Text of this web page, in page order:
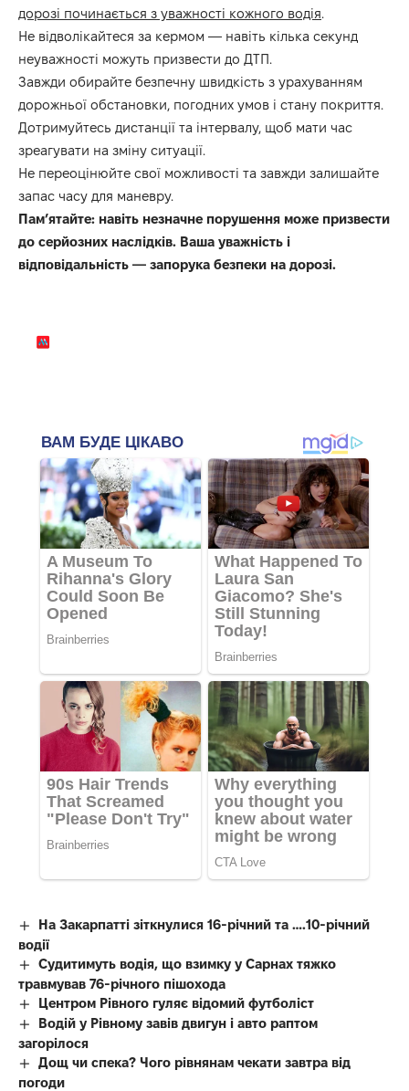
дорозі починається з уважності кожного водія.
Не відволікайтеся за кермом — навіть кілька секунд
неуважності можуть призвести до ДТП.
Завжди обирайте безпечну швидкість з урахуванням
дорожньої обстановки, погодних умов і стану покриття.
Дотримуйтесь дистанції та інтервалу, щоб мати час
зреагувати на зміну ситуації.
Не переоцінюйте свої можливості та завжди залишайте
запас часу для маневру.
Пам’ятайте: навіть незначне порушення може призвести
до серйозних наслідків. Ваша уважність і
відповідальність — запорука безпеки на дорозі.
На Закарпатті зіткнулися 16-річний та ….10-річний
водії
Судитимуть водія, що взимку у Сарнах тяжко
травмував 76-річного пішохода
Центром Рівного гуляє відомий футболіст
Водій у Рівному завів двигун і авто раптом
загорілося
Дощ чи спека? Чого рівнянам чекати завтра від
погоди